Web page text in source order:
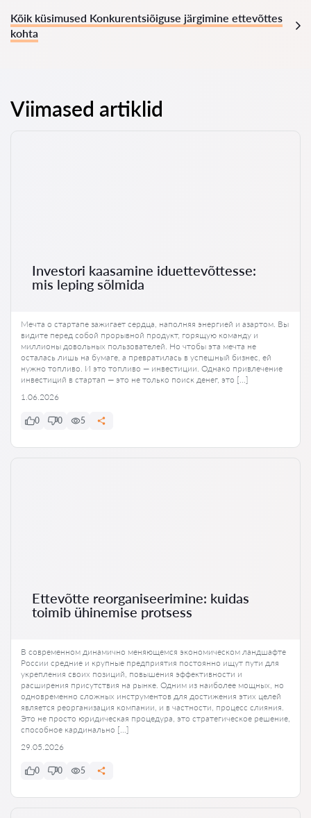
Kõik küsimused Konkurentsiõiguse järgimine ettevõttes
kohta
Viimased artiklid
Investori kaasamine iduettevõttesse:
mis leping sõlmida
Мечта о стартапе зажигает сердца, наполняя энергией и азартом. Вы
видите перед собой прорывной продукт, горящую команду и
миллионы довольных пользователей. Но чтобы эта мечта не
осталась лишь на бумаге, а превратилась в успешный бизнес, ей
нужно топливо. И это топливо — инвестиции. Однако привлечение
инвестиций в стартап — это не только поиск денег, это […]
1.06.2026
0 0 5
Ettevõtte reorganiseerimine: kuidas
toimib ühinemise protsess
В современном динамично меняющемся экономическом ландшафте
России средние и крупные предприятия постоянно ищут пути для
укрепления своих позиций, повышения эффективности и
расширения присутствия на рынке. Одним из наиболее мощных, но
одновременно сложных инструментов для достижения этих целей
является реорганизация компании, и в частности, процесс слияния.
Это не просто юридическая процедура, это стратегическое решение,
способное кардинально […]
29.05.2026
0 0 5